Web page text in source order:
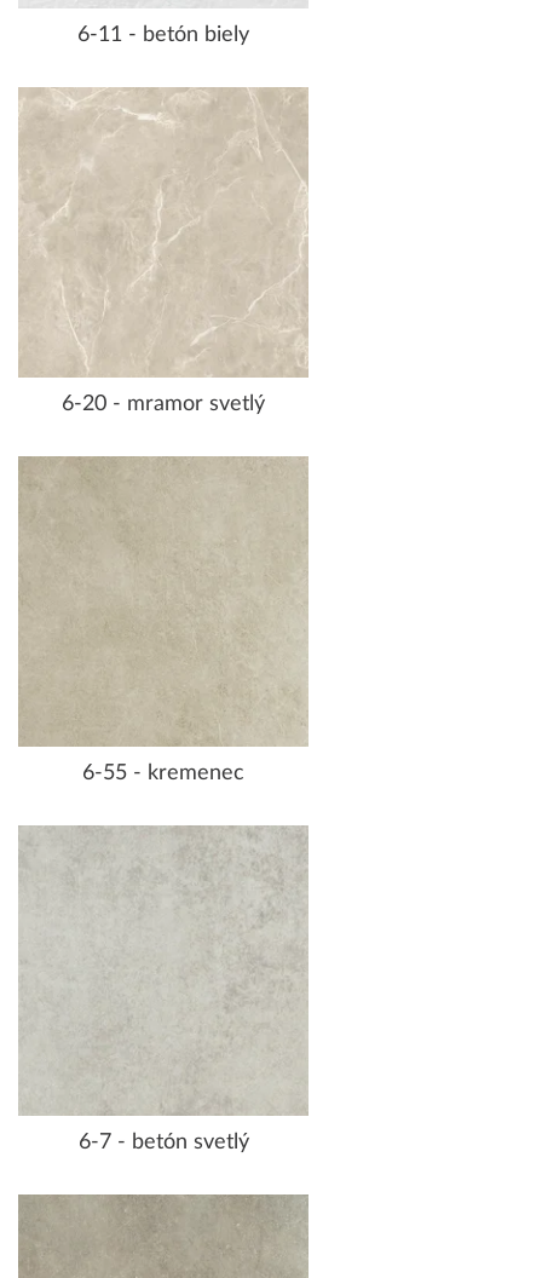
6-11 - betón biely
6-20 - mramor svetlý
6-55 - kremenec
6-7 - betón svetlý